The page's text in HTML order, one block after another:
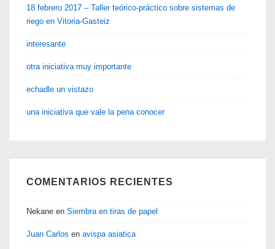
18 febrero 2017 – Taller teórico-práctico sobre sistemas de
riego en Vitoria-Gasteiz
interesante
otra iniciativa muy importante
echadle un vistazo
una iniciativa que vale la pena conocer
COMENTARIOS RECIENTES
Nekane en Siembra en tiras de papel
Juan Carlos en avispa asiatica